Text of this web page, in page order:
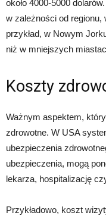
około 4000-5000
w zależności od
przykład, w Nowym
niż w mniejszych
Koszty
Ważnym aspektem,
zdrowotne. W USA
ubezpieczenia
ubezpieczenia, mogą
lekarza, hospitalizację
Przykładowo, koszt